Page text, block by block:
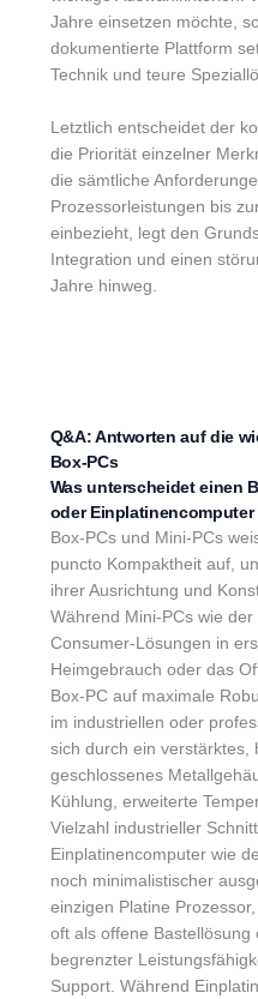
Jahre einsetzen möchte,
dokumentierte Plattform
Technik und teure
Letztlich entscheidet der
die Priorität einzelner
die sämtliche
Prozessorleistungen bis
einbezieht, legt den
Integration und einen
Jahre hinweg.
Q&A: Antworten auf die
Box-PCs
Was unterscheidet einen
oder Einplatinencomputer
Box-PCs und Mini-PCs
puncto Kompaktheit auf,
ihrer Ausrichtung und
Während Mini-PCs wie
Consumer-Lösungen in
Heimgebrauch oder das
Box-PC auf maximale
im industriellen oder
sich durch ein verstärktes,
geschlossenes
Kühlung, erweiterte
Vielzahl industrieller
Einplatinencomputer wie
noch minimalistischer
einzigen Platine
oft als offene
begrenzter
Support. Während